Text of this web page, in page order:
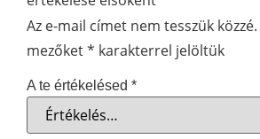
Az e-mail címet nem tesszük közzé.
mezőket* karakterrel jelöltük
A te értékelésed *